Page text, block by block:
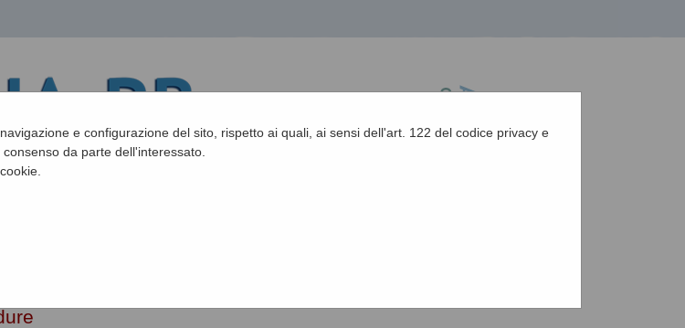
e configurazione del sito, rispetto ai quali, ai sensi dell'art. 122 del codice privacy e
da parte dell'interessato.